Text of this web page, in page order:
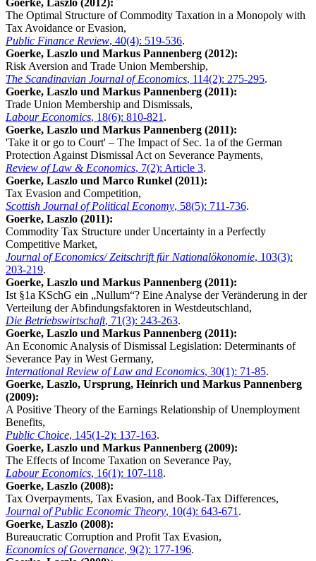
The Optimal Structure of Commodity Taxation in a Monopoly with
Tax Avoidance or Evasion,
Public Finance Review, 40(4): 519-536.
Goerke, Laszlo und Markus Pannenberg (2012):
Risk Aversion and Trade Union Membership,
The Scandinavian Journal of Economics, 114(2): 275-295.
Goerke, Laszlo und Markus Pannenberg (2011):
Trade Union Membership and Dismissals,
Labour Economics, 18(6): 810-821 .
Goerke, Laszlo und Markus Pannenberg (2011):
'Take it or go to Court' – The Impact of Sec. 1a of the German
Protection Against Dismissal Act on Severance Payments,
Review of Law & Economics, 7(2): Article 3.
Goerke, Laszlo und Marco Runkel (2011):
Tax Evasion and Competition,
Scottish Journal of Political Economy, 58(5): 711-736.
Goerke, Laszlo (2011):
Commodity Tax Structure under Uncertainty in a Perfectly
Competitive Market,
Journal of Economics/ Zeitschrift für Nationalökonomie, 103(3):
203-219.
Goerke, Laszlo und Markus Pannenberg (2011):
Ist §1a KSchG ein „Nullum“? Eine Analyse der Veränderung in der
Verteilung der Abfindungsfaktoren in Westdeutschland,
Die Betriebswirtschaft, 71(3): 243-263.
Goerke, Laszlo und Markus Pannenberg (2011):
An Economic Analysis of Dismissal Legislation: Determinants of
Severance Pay in West Germany,
International Review of Law and Economics, 30(1): 71-85.
Goerke, Laszlo, Ursprung, Heinrich und Markus Pannenberg
(2009):
A Positive Theory of the Earnings Relationship of Unemployment
Benefits,
Public Choice, 145(1-2): 137-163.
Goerke, Laszlo und Markus Pannenberg (2009):
The Effects of Income Taxation on Severance Pay,
Labour Economics, 16(1): 107-118.
Goerke, Laszlo (2008):
Tax Overpayments, Tax Evasion, and Book-Tax Differences,
Journal of Public Economic Theory, 10(4): 643-671 .
Goerke, Laszlo (2008):
Bureaucratic Corruption and Profit Tax Evasion,
Economics of Governance, 9(2): 177-196.